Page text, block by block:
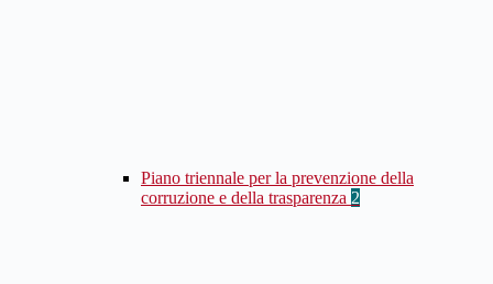
Piano triennale per la prevenzione della
corruzione e della trasparenza 2